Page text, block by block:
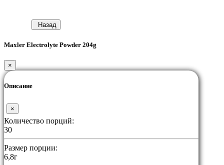
Назад
Maxler Electrolyte Powder 204g
×
Описание
×
Количество порций:
30
Размер порции:
6,8г